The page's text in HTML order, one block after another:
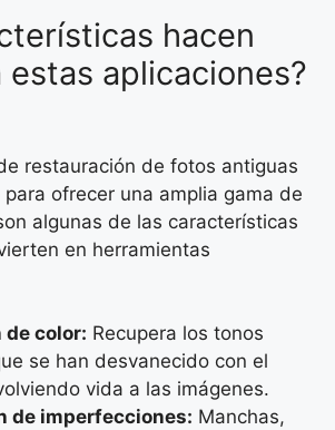
hacen
aplicaciones?
restauración de fotos antiguas
ofrecer una amplia gama de
algunas de las características
en herramientas
de color: Recupera los tonos
se han desvanecido con el
vida a las imágenes.
de imperfecciones: Manchas,